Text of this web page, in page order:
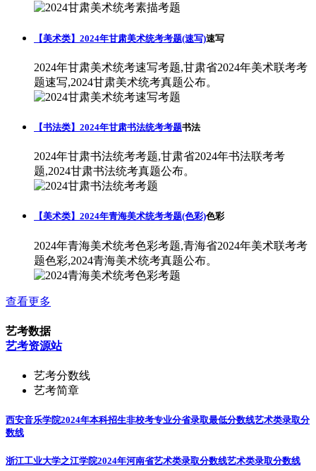
【美术类】2024年甘肃美术统考考题(速写)速写
2024年甘肃美术统考速写考题,甘肃省2024年美术联考考
题速写,2024甘肃美术统考真题公布。
【书法类】2024年甘肃书法统考考题书法
2024年甘肃书法统考考题,甘肃省2024年书法联考考
题,2024甘肃书法统考真题公布。
【美术类】2024年青海美术统考考题(色彩)色彩
2024年青海美术统考色彩考题,青海省2024年美术联考考
题色彩,2024青海美术统考真题公布。
查看更多
艺考数据
艺考资源站
艺考分数线
艺考简章
西安音乐学院2024年本科招生非校考专业分省录取最低分数线艺术类录取分
数线
浙江工业大学之江学院2024年河南省艺术类录取分数线艺术类录取分数线